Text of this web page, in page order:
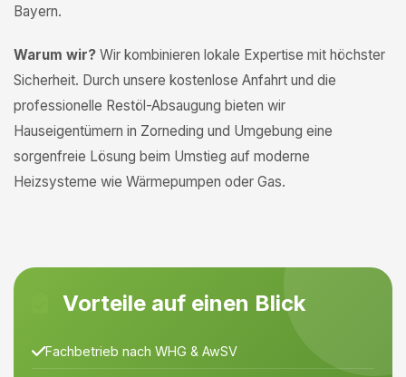
Bayern.
Warum wir? Wir kombinieren lokale Expertise mit höchster
Sicherheit. Durch unsere kostenlose Anfahrt und die
professionelle Restöl-Absaugung bieten wir
Hauseigentümern in Zorneding und Umgebung eine
sorgenfreie Lösung beim Umstieg auf moderne
Heizsysteme wie Wärmepumpen oder Gas.
Vorteile auf einen Blick
Fachbetrieb nach WHG & AwSV